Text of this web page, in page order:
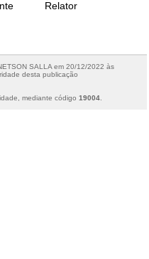
Relator
SALLA em 20/12/2022 às
desta publicação
mediante código 19004